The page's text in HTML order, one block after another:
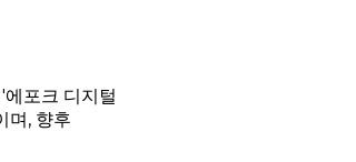
포크 디지털
며, 향후